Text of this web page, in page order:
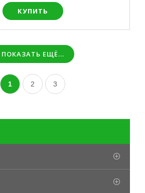
КУПИТЬ
ПОКАЗАТЬ ЕЩЁ...
1 2 3